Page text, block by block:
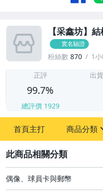
【采鑫坊】
實名驗證
粉絲數 870 1
正評
99.7%
總評價 1929
出
首頁主打 商品分類
圖書/影音/文具
成人專區
偶像、球員卡與郵幣